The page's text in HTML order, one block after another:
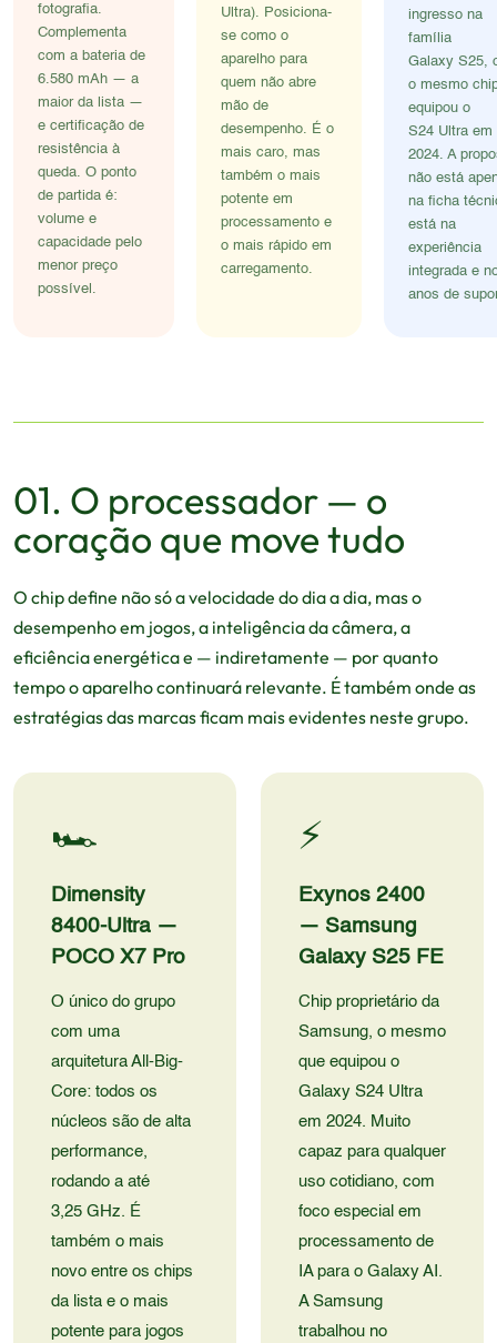
fotografia.
Complementa
com a bateria de
6.580 mAh — a
maior da lista —
e certificação de
resistência à
queda. O ponto
de partida é:
volume e
capacidade pelo
menor preço
possível.
Ultra). Posiciona-
se como o
aparelho para
quem não abre
mão de
desempenho. É o
mais caro, mas
também o mais
potente em
processamento e
o mais rápido em
carregamento.
ingresso na
família
Galaxy S25,
o mesmo
equipou o
S24 Ultra em
2024. A
não está
na ficha
está na
experiência
integrada e
anos de
01. O processador — o
coração que move tudo
O chip define não só a velocidade do dia a dia, mas o
desempenho em jogos, a inteligência da câmera, a
eficiência energética e — indiretamente — por quanto
tempo o aparelho continuará relevante. É também onde as
estratégias das marcas ficam mais evidentes neste grupo.
🏎️
Dimensity
8400-Ultra —
POCO X7 Pro
O único do grupo
com uma
arquitetura All-Big-
Core: todos os
núcleos são de alta
performance,
rodando a até
3,25 GHz. É
também o mais
novo entre os chips
da lista e o mais
potente para jogos
⚡
Exynos 2400
— Samsung
Galaxy S25 FE
Chip proprietário da
Samsung, o mesmo
que equipou o
Galaxy S24 Ultra
em 2024. Muito
capaz para qualquer
uso cotidiano, com
foco especial em
processamento de
IA para o Galaxy AI.
A Samsung
trabalhou no